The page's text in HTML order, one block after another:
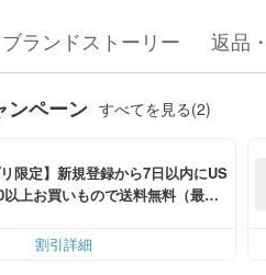
ブランドストーリー 返品
ンペーン すべてを見る(2)
リ限定】新規登録から7日以内にUS
上お買いもので送料無料（最大U
割引詳細